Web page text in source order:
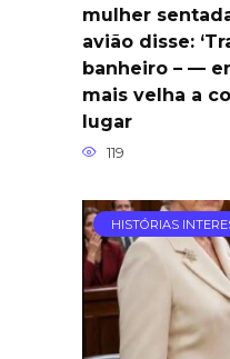
mulher
avião disse:
banheiro – —
mais velha a
lugar
119
HISTÓRIAS